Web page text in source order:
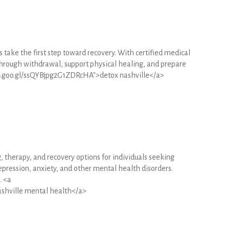
the first step toward recovery. With certified medical
withdrawal, support physical healing, and prepare
ssQYBjpg2G1ZDRcHA">detox nashville</a>
and recovery options for individuals seeking
anxiety, and other mental health disorders.
<a
mental health</a>